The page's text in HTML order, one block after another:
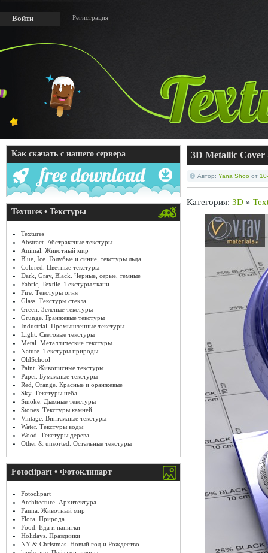
Войти Регистрация
Как скачать с нашего сервера
Textures • Текстуры
Textures
Abstract. Абстрактные текстуры
Animal. Животный мир
Blue, Ice. Голубые и синие, текстуры льда
Colored. Цветные текстуры
Dark, Gray, Black. Черные, серые, темные
Fabric, Textile. Текстуры ткани
Fire. Текстуры огня
Glass. Текстуры стекла
Green. Зеленые текстуры
Grunge. Гранжевые текстуры
Industrial. Промышленные текстуры
Light. Световые текстуры
Metal. Металлические текстуры
Nature. Текстуры природы
OldSchool
Paint. Живописные текстуры
Paper. Бумажные текстуры
Red, Orange. Красные и оранжевые
Sky. Текстуры неба
Smoke. Дымные текстуры
Stones. Текстуры камней
Vintage. Винтажные текстуры
Water. Текстуры воды
Wood. Текстуры дерева
Other & unsorted. Остальные текстуры
Fotoclipart • Фотоклипарт
Fotoclipart
Architecture. Архитектура
Fauna. Животный мир
Flora. Природа
Food. Еда и напитки
Holidays. Праздники
NY & Christmas. Новый год и Рождество
3D Metallic Cover
Автор: Yana Shoo от
Категория: 3D »